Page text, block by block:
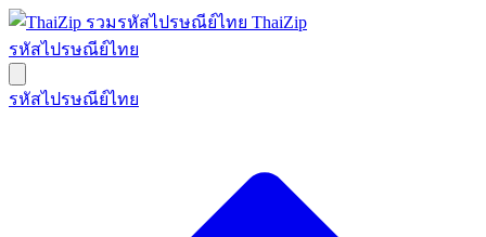
ThaiZip
รหัสไปรษณีย์ไทย
รหัสไปรษณีย์ไทย